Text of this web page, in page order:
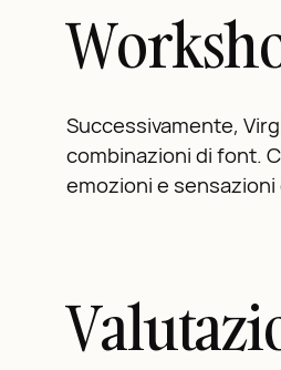
Successivamente,
combinazioni di font.
emozioni e